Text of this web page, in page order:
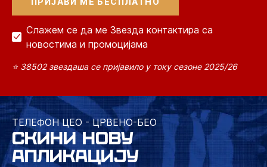
Слажем се да ме Звезда контактира са
новостима и промоцијама
⭐ 38502 звездаша се пријавило у току сезоне 2025/26
ТЕЛЕФОН ЦЕО - ЦРВЕНО-БЕО
СКИНИ НОВУ
АПЛИКАЦИЈУ